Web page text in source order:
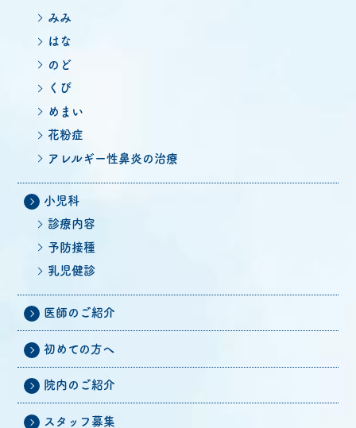
みみ
はな
のど
くび
めまい
花粉症
アレルギー性鼻炎の治療
小児科
診療内容
予防接種
乳児健診
医師のご紹介
初めての方へ
院内のご紹介
スタッフ募集